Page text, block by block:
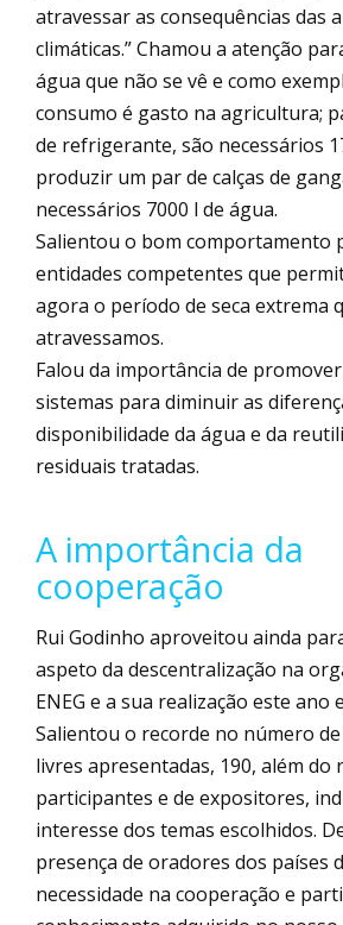
atravessar as consequências das
climáticas.” Chamou a atenção
água que não se vê e como
consumo é gasto na agricultura;
de refrigerante, são necessários
produzir um par de calças de
necessários 7000 l de água.
Salientou o bom comportamento
entidades competentes que
agora o período de seca extrema
atravessamos.
Falou da importância de
sistemas para diminuir as
disponibilidade da água e da
residuais tratadas.
A importância da
cooperação
Rui Godinho aproveitou ainda
aspeto da descentralização na
ENEG e a sua realização este ano
Salientou o recorde no número
livres apresentadas, 190, além do
participantes e de expositores,
interesse dos temas escolhidos.
presença de oradores dos países
necessidade na cooperação e